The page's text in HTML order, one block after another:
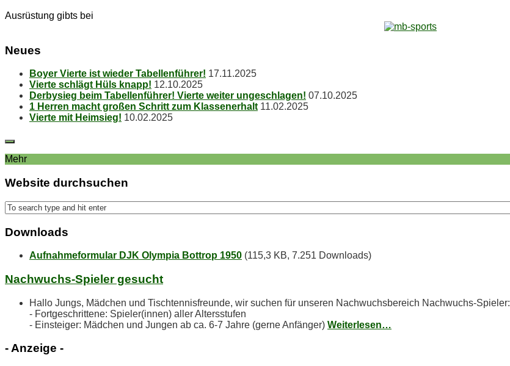
Ausrüstung gibts bei
Neu­es
Boy­er Vier­te ist wie­der Tabellenführer! 17.11.2025
Vier­te schlägt Hüls knapp! 12.10.2025
Der­by­sieg beim Ta­bel­len­füh­rer! Vier­te wei­ter ungeschlagen! 07.10.2025
1 Her­ren macht gro­ßen Schritt zum Klassenerhalt 11.02.2025
Vier­te mit Heimsieg! 10.02.2025
Mehr
Web­site durchsuchen
Down­loads
Aufnahmeformular DJK Olympia Bottrop 1950 (115,3 KB, 7.251 Downloads)
Nach­wuchs-Spie­ler gesucht
Hallo Jungs, Mädchen und Tischtennisfreunde, wir suchen für unseren Nachwuchsbereich Nachwuchs-Spieler:
- Fortgeschrittene: Spieler(innen) aller Altersstufen
- Einsteiger: Mädchen und Jungen ab ca. 6-7 Jahre (gerne Anfänger) Weiterlesen…
- An­zei­ge -